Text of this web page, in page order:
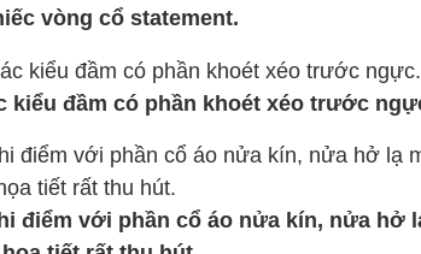
vòng cổ statement.
kiểu đầm có phần khoét xéo trước
điểm với phần cổ áo nửa kín, nửa hở